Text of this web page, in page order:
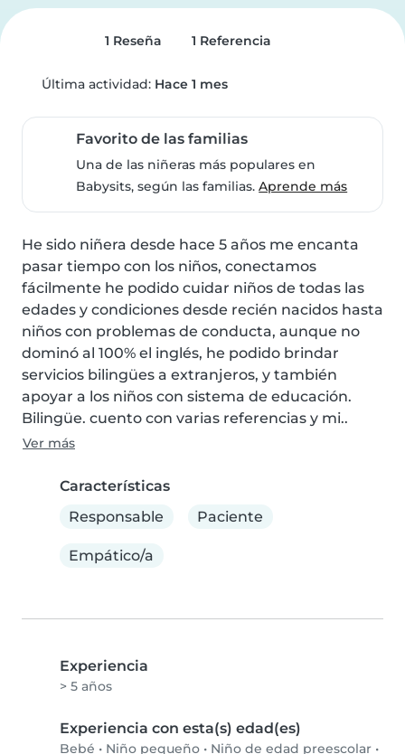
1 Reseña 1 Referencia
Última actividad: Hace 1 mes
Favorito de las familias
Una de las niñeras más populares en
Babysits, según las familias.Aprende más
He sido niñera desde hace 5 años me encanta
pasar tiempo con los niños, conectamos
fácilmente he podido cuidar niños de todas las
edades y condiciones desde recién nacidos hasta
niños con problemas de conducta, aunque no
dominó al 100% el inglés, he podido brindar
servicios bilingües a extranjeros, y también
apoyar a los niños con sistema de educación.
Bilingüe. cuento con varias referencias y mi..
Ver más
Características
Responsable
Paciente
Empático/a
Experiencia
> 5 años
Experiencia con esta(s) edad(es)
Bebé • Niño pequeño • Niño de edad preescolar •